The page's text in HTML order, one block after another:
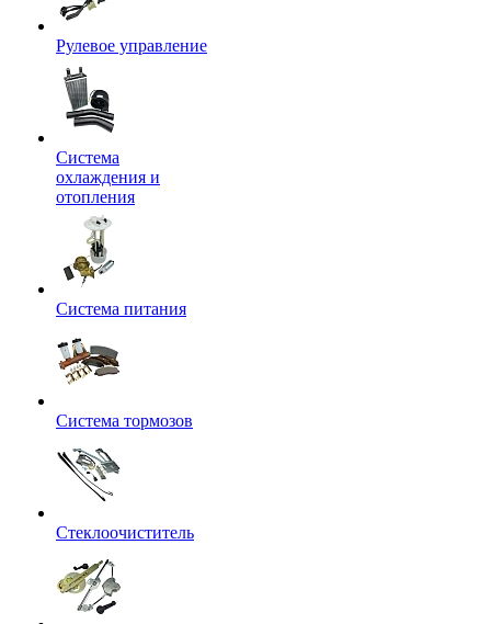
Рулевое управление
Система
охлаждения и
отопления
Система питания
Система тормозов
Стеклоочиститель